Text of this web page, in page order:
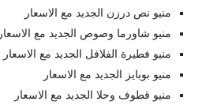
منيو نص درزن الجديد مع الاسعار
منيو شاورما وصوص الجديد مع الاسعار
منيو فطيرة الفلافل الجديد مع الاسعار
منيو بوبايز الجديد مع الاسعار
منيو قطوف وحلا الجديد مع الاسعار